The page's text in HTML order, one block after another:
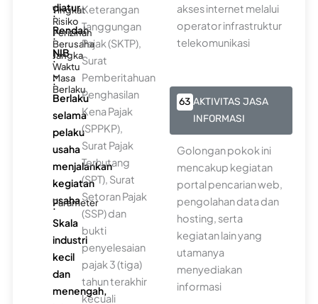
diatur
Tingkat
Risiko
:
Rendah
Perizinan
Berusaha
:
NIB
Jangka
Waktu
:
-
Masa
Berlaku
:
Berlaku
selama
pelaku
usaha
menjalankan
kegiatan
usaha
Parameter
:
Skala
industri
kecil
dan
menengah,
Keterangan
Tanggungan
Pajak (SKTP),
Surat
Pemberitahuan
Penghasilan
Kena Pajak
(SPPKP),
Surat Pajak
Terhutang
(SPT), Surat
Setoran Pajak
(SSP) dan
bukti
penyelesaian
pajak 3 (tiga)
tahun terakhir
kecuali
akses internet melalui
operator infrastruktur
telekomunikasi
63 AKTIVITAS JASA
INFORMASI
Golongan pokok ini
mencakup kegiatan
portal pencarian web,
pengolahan data dan
hosting, serta
kegiatan lain yang
utamanya
menyediakan
informasi